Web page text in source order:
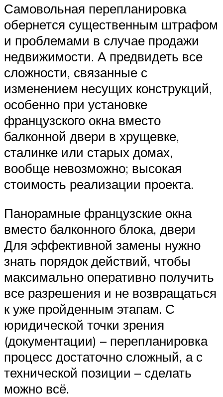
Самовольная перепланировка
обернется существенным штрафом
и проблемами в случае продажи
недвижимости. А предвидеть все
сложности, связанные с
изменением несущих конструкций,
особенно при установке
французского окна вместо
балконной двери в хрущевке,
сталинке или старых домах,
вообще невозможно; высокая
стоимость реализации проекта.
Панорамные французские окна
вместо балконного блока, двери
Для эффективной замены нужно
знать порядок действий, чтобы
максимально оперативно получить
все разрешения и не возвращаться
к уже пройденным этапам. С
юридической точки зрения
(документации) – перепланировка
процесс достаточно сложный, а с
технической позиции – сделать
можно всё.